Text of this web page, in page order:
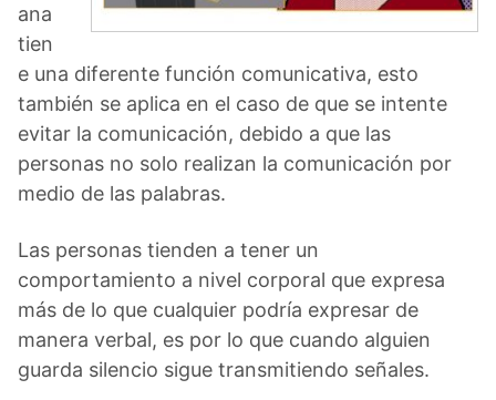
ana
tien
e una diferente función comunicativa, esto
también se aplica en el caso de que se intente
evitar la comunicación, debido a que las
personas no solo realizan la comunicación por
medio de las palabras.
Las personas tienden a tener un
comportamiento a nivel corporal que expresa
más de lo que cualquier podría expresar de
manera verbal, es por lo que cuando alguien
guarda silencio sigue transmitiendo señales.